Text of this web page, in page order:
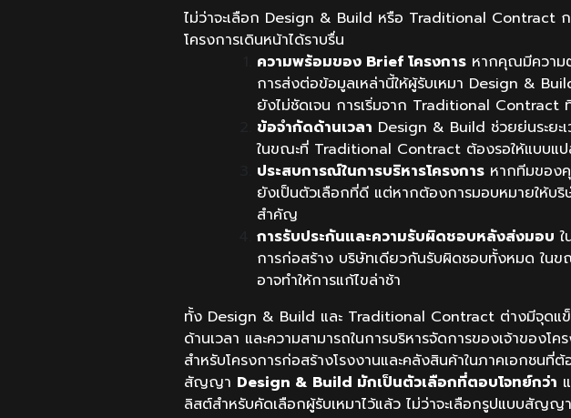
ไม่ว่าจะเลือก Design & Build หรือ Traditional Contract
โครงการเดินหน้าได้ราบรื่น
ความพร้อมของ Brief โครงการหากคุณมีความต้
การส่งต่อข้อมูลเหล่านี้ให้ผู้รับเหมา Design &
ยังไม่ชัดเจน การเริ่มจาก Traditional Contract
ข้อจำกัดด้านเวลา Design & Build ช่วยย่นระยะ
ในขณะที่ Traditional Contract ต้องรอให้แบบแป
ประสบการณ์ในการบริหารโครงการหากทีมของ
ยังเป็นตัวเลือกที่ดี แต่หากต้องการมอบหมายให้บ
สำคัญ
การรับประกันและความรับผิดชอบหลังส่งมอบ
การก่อสร้าง บริษัทเดียวกันรับผิดชอบทั้งหมด ใน
อาจทำให้การแก้ไขล่าช้า
ทั้ง Design & Build และ Traditional Contract ต่างมีจุดแ
ด้านเวลา และความสามารถในการบริหารจัดการของเจ้าของโค
สำหรับโครงการก่อสร้างโรงงานและคลังสินค้าในภาคเอกชนที่
สัญญา Design & Build มักเป็นตัวเลือกที่ตอบโจทย์กว่า
ลิสต์สำหรับคัดเลือกผู้รับเหมาไว้แล้ว ไม่ว่าจะเลือกรูปแบบสัญญ